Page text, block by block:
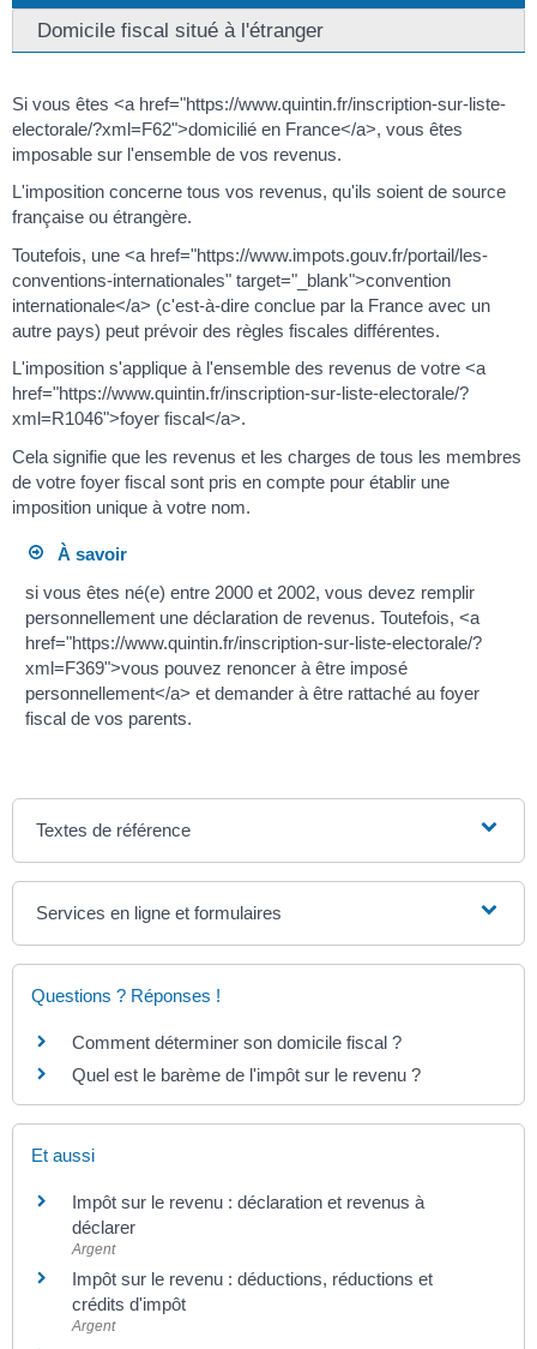
Domicile fiscal situé à l'étranger
Si vous êtes <a href="https://www.quintin.fr/inscription-sur-liste-
electorale/?xml=F62">domicilié en France</a>, vous êtes
imposable sur l'ensemble de vos revenus.
L'imposition concerne tous vos revenus, qu'ils soient de source
française ou étrangère.
Toutefois, une <a href="https://www.impots.gouv.fr/portail/les-
conventions-internationales" target="_blank">convention
internationale</a> (c'est-à-dire conclue par la France avec un
autre pays) peut prévoir des règles fiscales différentes.
L'imposition s'applique à l'ensemble des revenus de votre <a
href="https://www.quintin.fr/inscription-sur-liste-electorale/?
xml=R1046">foyer fiscal</a>.
Cela signifie que les revenus et les charges de tous les membres
de votre foyer fiscal sont pris en compte pour établir une
imposition unique à votre nom.
À savoir
si vous êtes né(e) entre 2000 et 2002, vous devez remplir
personnellement une déclaration de revenus. Toutefois, <a
href="https://www.quintin.fr/inscription-sur-liste-electorale/?
xml=F369">vous pouvez renoncer à être imposé
personnellement</a> et demander à être rattaché au foyer
fiscal de vos parents.
Textes de référence
Services en ligne et formulaires
Questions ? Réponses !
Comment déterminer son domicile fiscal ?
Quel est le barème de l'impôt sur le revenu ?
Et aussi
Impôt sur le revenu : déclaration et revenus à
déclarer
Argent
Impôt sur le revenu : déductions, réductions et
crédits d'impôt
Argent